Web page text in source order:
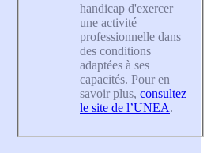
handicap d'exercer
une activité
professionnelle dans
des conditions
adaptées à ses
capacités. Pour en
savoir plus, consultez
le site de l’UNEA.